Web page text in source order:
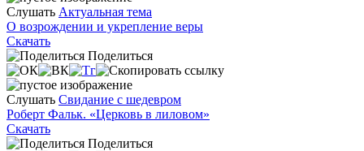
Слушать Актуальная тема
О возрождении и укрепление веры
Скачать
Поделиться
Слушать Свидание с шедевром
Роберт Фальк. «Церковь в лиловом»
Скачать
Поделиться